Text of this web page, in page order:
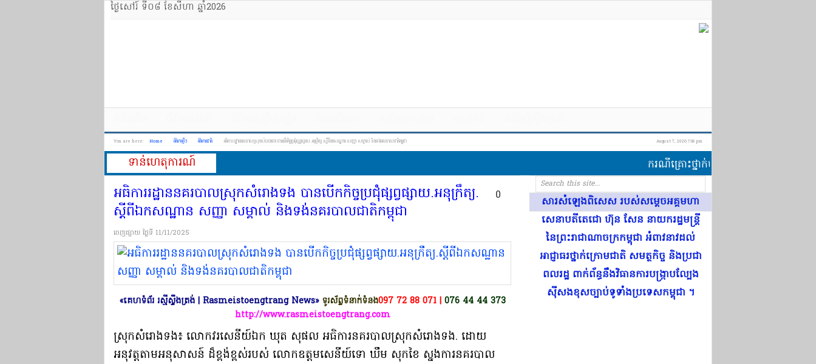
ថ្ងៃសៅរ៍ ទី០៨ ខែសីហា ឆ្នាំ2026
August 7, 2026 7:08 pm
You are here: Home ព័ត៌មានថ្មីៗ ព័ត៌មានជាតិ អធិការ​រដ្ឋា​ន​នគរបាល​ស្រុក​សំរោង​ទង បាន​បើក​កិច្ចប្រជុំ​ផ្សព្វផ្សាយ​.​អនុក្រឹត្យ​.​ស្ដី​ពី​ឯកសណ្ឋាន សញ្ញា សម្គាល់ និង​ទង់​នគរបាល​ជាតិ​កម្ពុជា​
ទាន់ហេតុការណ៍ ករណី​គ្រោះថ្នាក់​ចរាចរណ៍​បង្កឡើង​ដោយ​
0
អធិការ​រដ្ឋា​ន​នគរបាល​ស្រុក​សំរោង​ទង បាន​បើក​កិច្ចប្រជុំ​ផ្សព្វផ្សាយ​.​អនុក្រឹត្យ​.​
ស្ដី​ពី​ឯកសណ្ឋាន សញ្ញា សម្គាល់ និង​ទង់​នគរបាល​ជាតិ​កម្ពុជា​
ចេញផ្សាយ ថ្ងៃទី 11/11/2025
«គេហទំព័រ រស្មីស្ទឹងត្រង់ | Rasmeistoengtrang News» ទូរស័ព្ទទំនាក់ទំនង097 72 88 071 | 076 44 44 373
http://www.rasmeistoengtrang.com
​ស្រុក​សំរោង​ទង​៖ លោក​វរសេនីយ៍ឯក ឃុត សុផល អធិការនគរបាល​ស្រុក​សំរោង​ទង​. ដោយ​
អនុវត្ត​តាម​អនុសាសន៍ ដ៏​ខ្ពង់ខ្ពស់​របស់ លោក​ឧត្តមសេនីយ៍ទោ ឃឹម សុក​ខៃ ស្នងការ​នគរបាល​
សារសំឡេងពិសេស របស់សម្តេចអគ្គមហា
សេនាបតីតេជោ ហ៊ុន សែន នាយករដ្ឋមន្ត្រី
នៃព្រះរាជាណាចក្រកម្ពុជា អំពាវនាវដល់
អាជ្ញាធរថ្នាក់ក្រោមជាតិ សមត្ថកិច្ច និងប្រជា
ពលរដ្ឋ ពាក់ព័ន្ធនឹងវិធានការ​បង្ក្រាបល្បែង
ស៊ីសង​ខុសច្បាប់​ទូទាំងប្រទេសកម្ពុជា ។